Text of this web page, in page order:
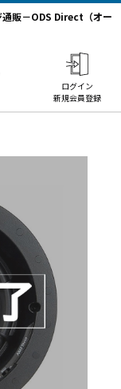
販－ODS Direct（オー
ログイン
新規会員登録